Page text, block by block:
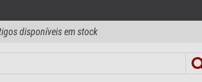
disponíveis em stock